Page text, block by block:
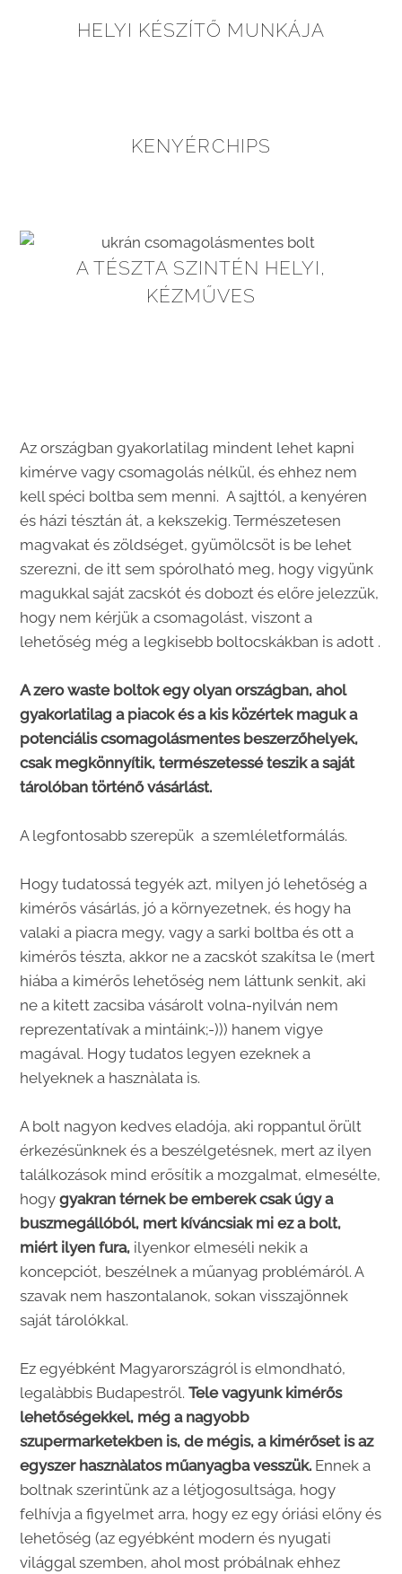
HELYI KÉSZÍTŐ MUNKÁJA
KENYÉRCHIPS
A TÉSZTA SZINTÉN HELYI,
KÉZMŰVES
Az országban gyakorlatilag mindent lehet kapni
kimérve vagy csomagolás nélkül, és ehhez nem
kell spéci boltba sem menni. A sajttól, a kenyéren
és házi tésztán át, a kekszekig. Természetesen
magvakat és zöldséget, gyümölcsöt is be lehet
szerezni, de itt sem spórolható meg, hogy vigyünk
magukkal saját zacskót és dobozt és előre jelezzük,
hogy nem kérjük a csomagolást, viszont a
lehetőség még a legkisebb boltocskákban is adott .
A zero waste boltok egy olyan országban, ahol
gyakorlatilag a piacok és a kis közértek maguk a
potenciális csomagolásmentes beszerzőhelyek,
csak megkönnyítik, természetessé teszik a saját
tárolóban történő vásárlást.
A legfontosabb szerepük a szemléletformálás.
Hogy tudatossá tegyék azt, milyen jó lehetőség a
kimérős vásárlás, jó a környezetnek, és hogy ha
valaki a piacra megy, vagy a sarki boltba és ott a
kimérős tészta, akkor ne a zacskót szakítsa le (mert
hiába a kimérős lehetőség nem láttunk senkit, aki
ne a kitett zacsiba vásárolt volna-nyilván nem
reprezentatívak a mintáink;-))) hanem vigye
magával. Hogy tudatos legyen ezeknek a
helyeknek a hasznàlata is.
A bolt nagyon kedves eladója, aki roppantul örült
érkezésünknek és a beszélgetésnek, mert az ilyen
találkozások mind erősítik a mozgalmat, elmesélte,
hogy gyakran térnek be emberek csak úgy a
buszmegállóból, mert kíváncsiak mi ez a bolt,
miért ilyen fura, ilyenkor elmeséli nekik a
koncepciót, beszélnek a műanyag problémáról. A
szavak nem haszontalanok, sokan visszajönnek
saját tárolókkal.
Ez egyébként Magyarországról is elmondható,
legalàbbis Budapestről.Tele vagyunk kimérős
lehetőségekkel, még a nagyobb
szupermarketekben is, de mégis, a kimérőset is az
egyszer hasznàlatos műanyagba vesszük. Ennek a
boltnak szerintünk az a létjogosultsága, hogy
felhívja a figyelmet arra, hogy ez egy óriási előny és
lehetőség (az egyébként modern és nyugati
világgal szemben, ahol most próbálnak ehhez